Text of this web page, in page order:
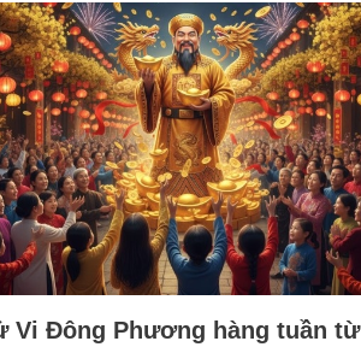
Vi Đông Phương hàng tuần từ